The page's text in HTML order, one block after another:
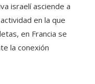
israelí asciende a
en la que
en Francia se
la conexión